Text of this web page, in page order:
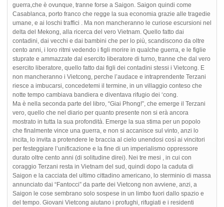
guerra,che è ovunque, tranne forse a Saigon. Saigon quindi come
Casablanca, porto franco che regge la sua economia grazie alle tragedie
umane, e ai loschi traffici . Ma non mancheranno le curiose escursioni nel
delta del Mekong, alla ricerca del vero Vietnam. Quello fatto dai
contadini, dai vecchi e dai bambini che per lo più, scandiscono da oltre
cento anni, i loro ritmi vedendo i figli morire in qualche guerra, e le figlie
stuprate e ammazzate dal esercito liberatore di turno, tranne che dal vero
esercito liberatore, quello fatto dai figli dei contadini stessi i Vietcong. E
non mancheranno i Vietcong, perche l’audace e intraprendente Terzani
riesce a imbucarsi, concedetemi il termine, in un villaggio conteso che
notte tempo cambiava bandiera e diventava rifugio dei ‘cong.
Ma è nella seconda parte del libro, “Giai Phong!”, che emerge il Terzani
vero, quello che nel diario per quanto presente non si erà ancora
mostrato in tutta la sua profondità. Emerge la sua stima per un popolo
che finalmente vince una guerra, e non si accanisce sul vinto, anzi lo
incita, lo invita a protendere le braccia al cielo unendosi così ai vincitori
per festeggiare l’unificazione e la fine di un imperialismo oppressore
durato oltre cento anni (di solitudine direi). Nei tre mesi , in cui con
coraggio Terzani resta in Vietnam del sud, quindi dopo la caduta di
Saigon e la cacciata del ultimo cittadino americano, lo sterminio di massa
annunciato dai “Fantocci” da parte dei Vietcong non avviene, anzi, a
Saigon le cose sembrano solo sospese in un limbo fuori dallo spazio e
del tempo. Giovani Vietcong aiutano i profughi, rifugiati e i residenti